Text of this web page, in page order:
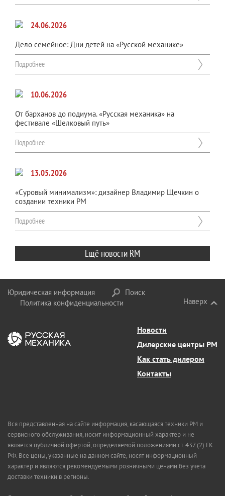
24.06.2026
Дело семейное: Дни детей на «Русской механике»
Подробнее
10.06.2026
От барханов до подиума. «Русская механика» на
фестивале «Шелковый путь»
Подробнее
13.05.2026
«Суровый минимализм»: дизайнер Владимир Щечкин о
создании техники РМ
Подробнее
Ещё новости RM
Юридическая информация
Поиск
Политика конфиденциальности
Наверх
Новости
Дилерские центры РМ
Как стать дилером
Контакты
Вся представленная на сайте информация, касающаяся техники РМ и
сервисного обслуживания, носит информационный характер и не
является публичной офертой, определяемой положениями ст. 437 (2) ГК
РФ. Все цены, указанные на данном сайте, носят информационный
характер и являются рекомендуемыми розничными ценами без учета
доставки техники в регионы.